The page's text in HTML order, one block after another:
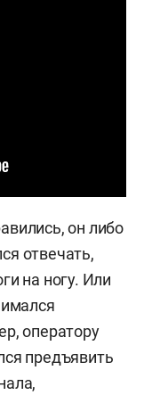
он либо
отвечать,
на ногу. Или
оператору
предъявить